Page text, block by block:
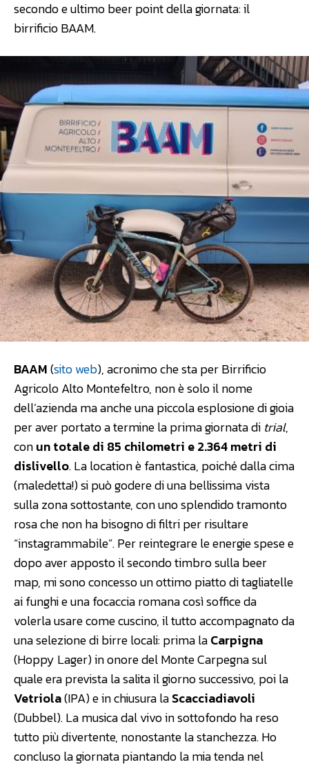
secondo e ultimo beer point della giornata: il
birrificio BAAM.
BAAM(sito web), acronimo che sta per Birrificio
Agricolo Alto Montefeltro, non è solo il nome
dell’azienda ma anche una piccola esplosione di gioia
per aver portato a termine la prima giornata di trial,
conun totale di 85 chilometri e 2.364 metri di
dislivello. La location è fantastica, poiché dalla cima
(maledetta!) si può godere di una bellissima vista
sulla zona sottostante, con uno splendido tramonto
rosa che non ha bisogno di filtri per risultare
“instagrammabile”. Per reintegrare le energie spese e
dopo aver apposto il secondo timbro sulla beer
map, mi sono concesso un ottimo piatto di tagliatelle
ai funghi e una focaccia romana così soffice da
volerla usare come cuscino, il tutto accompagnato da
una selezione di birre locali: prima laCarpigna
(Hoppy Lager) in onore del Monte Carpegna sul
quale era prevista la salita il giorno successivo, poi la
Vetriola(IPA) e in chiusura laScacciadiavoli
(Dubbel). La musica dal vivo in sottofondo ha reso
tutto più divertente, nonostante la stanchezza. Ho
concluso la giornata piantando la mia tenda nel